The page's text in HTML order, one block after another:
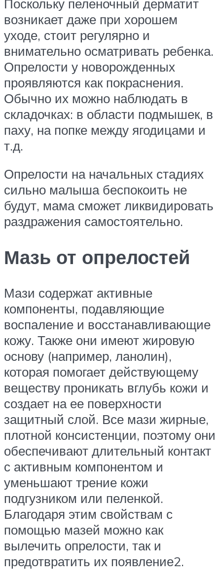
Поскольку пеленочный дерматит
возникает даже при хорошем
уходе, стоит регулярно и
внимательно осматривать ребенка.
Опрелости у новорожденных
проявляются как покраснения.
Обычно их можно наблюдать в
складочках: в области подмышек, в
паху, на попке между ягодицами и
т.д.
Опрелости на начальных стадиях
сильно малыша беспокоить не
будут, мама сможет ликвидировать
раздражения самостоятельно.
Мазь от опрелостей
Мази содержат активные
компоненты, подавляющие
воспаление и восстанавливающие
кожу. Также они имеют жировую
основу (например, ланолин),
которая помогает действующему
веществу проникать вглубь кожи и
создает на ее поверхности
защитный слой. Все мази жирные,
плотной консистенции, поэтому они
обеспечивают длительный контакт
с активным компонентом и
уменьшают трение кожи
подгузником или пеленкой.
Благодаря этим свойствам с
помощью мазей можно как
вылечить опрелости, так и
предотвратить их появление2.